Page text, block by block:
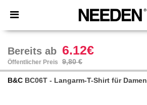
× Needen App
Bessere Preise in der App!
Bereits ab 6.12€
Öffentlicher Preis 9,80 €
B&C BC06T - Langarm-T-Shirt für Damen